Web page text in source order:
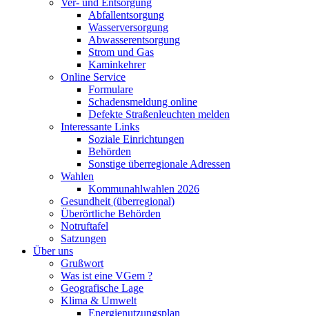
Ver- und Entsorgung
Abfallentsorgung
Wasserversorgung
Abwasserentsorgung
Strom und Gas
Kaminkehrer
Online Service
Formulare
Schadensmeldung online
Defekte Straßenleuchten melden
Interessante Links
Soziale Einrichtungen
Behörden
Sonstige überregionale Adressen
Wahlen
Kommunahlwahlen 2026
Gesundheit (überregional)
Überörtliche Behörden
Notruftafel
Satzungen
Über uns
Grußwort
Was ist eine VGem ?
Geografische Lage
Klima & Umwelt
Energienutzungsplan